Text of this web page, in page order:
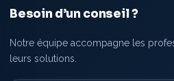
Besoin d’un conseil ?
Notre équipe accompagne les
leurs solutions.